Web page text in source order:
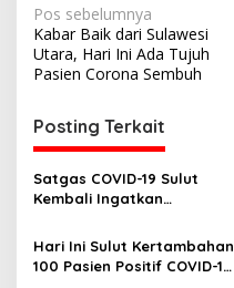
N
a
v
i
g
a
s
i
p
Pos sebelumnya
Kabar Baik dari Sulawesi
Utara, Hari Ini Ada Tujuh
Pasien Corona Sembuh
Posting Terkait
Satgas COVID-19 Sulut
Kembali Ingatkan
Kasus Corona Kembali
Pecah Rekor
Hari Ini Sulut Kertambahan
100 Pasien Positif COVID-19,